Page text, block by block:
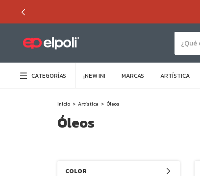
CATEGORÍAS ¡NEW IN! MARCAS ARTÍSTICA
Inicio > Artística > Óleos
Óleos
COLOR